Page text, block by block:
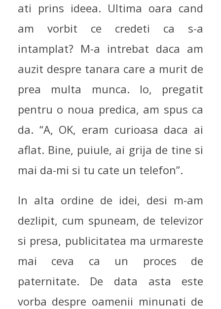
ati prins ideea. Ultima oara cand
am vorbit ce credeti ca s-a
intamplat? M-a intrebat daca am
auzit despre tanara care a murit de
prea multa munca. Io, pregatit
pentru o noua predica, am spus ca
da. “A, OK, eram curioasa daca ai
aflat. Bine, puiule, ai grija de tine si
mai da-mi si tu cate un telefon”.
In alta ordine de idei, desi m-am
dezlipit, cum spuneam, de televizor
si presa, publicitatea ma urmareste
mai ceva ca un proces de
paternitate. De data asta este
vorba despre oamenii minunati de